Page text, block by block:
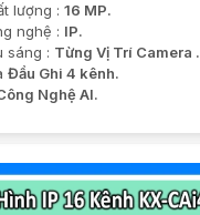
lượng : 16 MP.
nghệ : IP.
sáng : Từng Vị Trí Camera .
Đầu Ghi 4 kênh.
Nghệ AI.